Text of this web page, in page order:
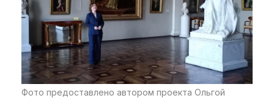
Artists / Художники.РФ
n'RIS
Онлайн патент
Цифровой Сарафан
Фото предоставлено автором проекта Ольгой